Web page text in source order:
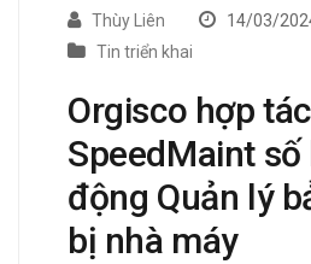
Thùy Liên
14/03/
Tin triển khai
Orgisco hợp
SpeedMaint
động Quản lý
bị nhà máy